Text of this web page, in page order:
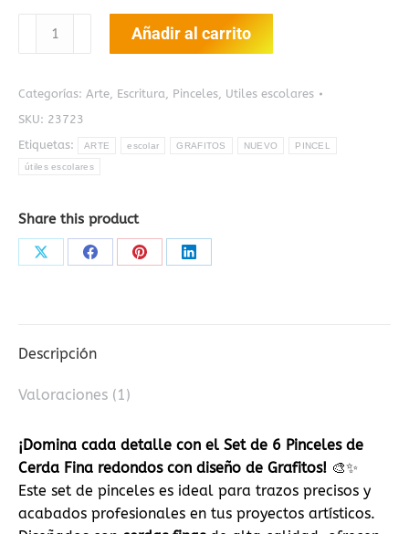
Pinceles
Fina
x6
redondos
cantidad
Añadir al carrito
Categorías: Arte, Escritura, Pinceles, Utiles escolares
SKU: 23723
Etiquetas:
ARTE escolar GRAFITOS NUEVO PINCEL
útiles escolares
Share this product
Share Share Share Share
Descripción
Valoraciones (1)
¡Domina cada detalle con el Set de 6 Pinceles de
Cerda Fina redondos con diseño de Grafitos! 🎨✨
Este set de pinceles es ideal para trazos precisos y
acabados profesionales en tus proyectos artísticos.